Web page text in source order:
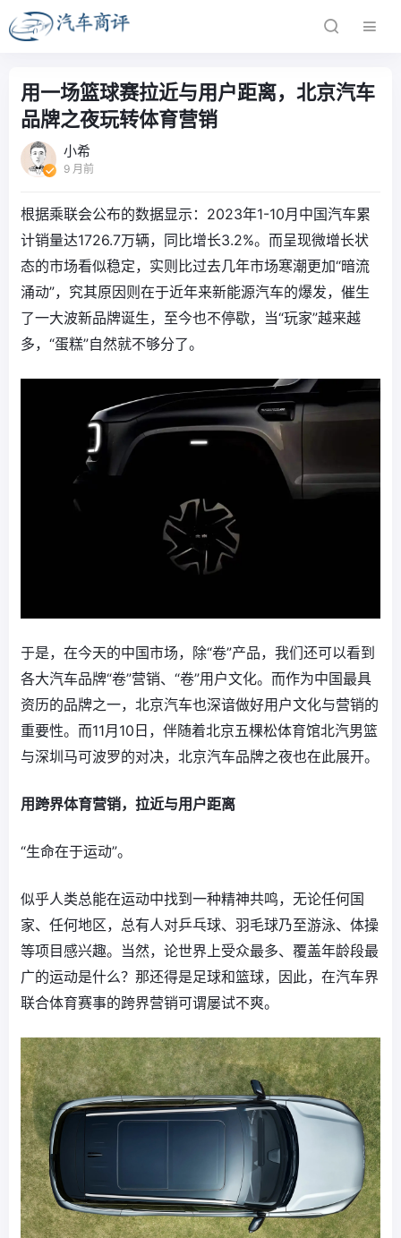
用一场篮球赛拉近与用户距离，北京汽车
品牌之夜玩转体育营销
小希
9 月前
根据乘联会公布的数据显示：2023年1-10月中国汽车累
计销量达1726.7万辆，同比增长3.2%。而呈现微增长状
态的市场看似稳定，实则比过去几年市场寒潮更加“暗流
涌动”，究其原因则在于近年来新能源汽车的爆发，催生
了一大波新品牌诞生，至今也不停歇，当“玩家”越来越
多，“蛋糕”自然就不够分了。
于是，在今天的中国市场，除“卷”产品，我们还可以看到
各大汽车品牌“卷”营销、“卷”用户文化。而作为中国最具
资历的品牌之一，北京汽车也深谙做好用户文化与营销的
重要性。而11月10日，伴随着北京五棵松体育馆北汽男篮
与深圳马可波罗的对决，北京汽车品牌之夜也在此展开。
用跨界体育营销，拉近与用户距离
“生命在于运动”。
似乎人类总能在运动中找到一种精神共鸣，无论任何国
家、任何地区，总有人对乒乓球、羽毛球乃至游泳、体操
等项目感兴趣。当然，论世界上受众最多、覆盖年龄段最
广的运动是什么？那还得是足球和篮球，因此，在汽车界
联合体育赛事的跨界营销可谓屡试不爽。